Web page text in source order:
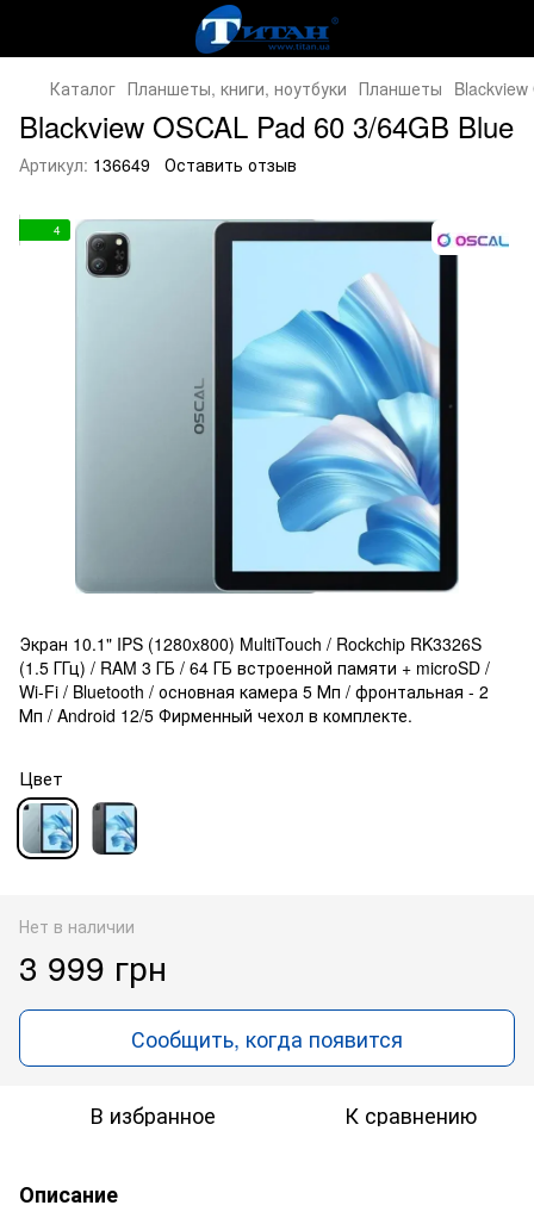
Каталог Планшеты, книги, ноутбуки Планшеты
Blackview OSCAL Pad 60 3/64GB Blue
Артикул: 136649 Оставить отзыв
4
Экран 10.1" IPS (1280x800) MultiTouch / Rockchip RK3326S
(1.5 ГГц) / RAM 3 ГБ / 64 ГБ встроенной памяти + microSD /
Wi-Fi / Bluetooth / основная камера 5 Мп / фронтальная - 2
Мп / Android 12/5 Фирменный чехол в комплекте.
Цвет
Нет в наличии
3 999 грн
Сообщить, когда появится
В избранное К сравнению
Описание